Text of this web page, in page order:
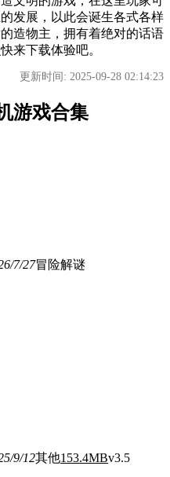
发展，以此会诞生各式各样
造物主，拥有着绝对的话语
来下载体验吧。
更新时间: 2025-09-28 02:14:23
游戏合集
7/27冒险解谜
9/12其他153.4MBv3.5